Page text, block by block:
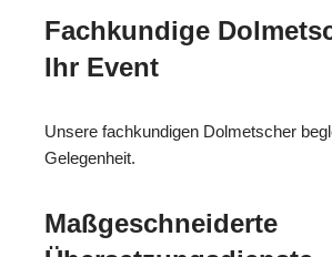
Fachkundige
Ihr Event
Unsere fachkundigen Dolmetscher
Gelegenheit.
Maßgeschneiderte